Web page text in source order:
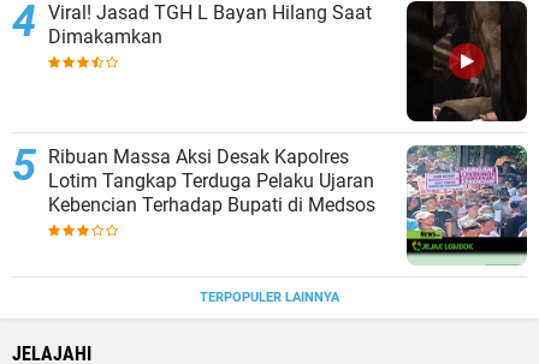
Viral! Jasad TGH L Bayan Hilang Saat
Dimakamkan
Ribuan Massa Aksi Desak Kapolres
Lotim Tangkap Terduga Pelaku Ujaran
Kebencian Terhadap Bupati di Medsos
TERPOPULER LAINNYA
JELAJAHI